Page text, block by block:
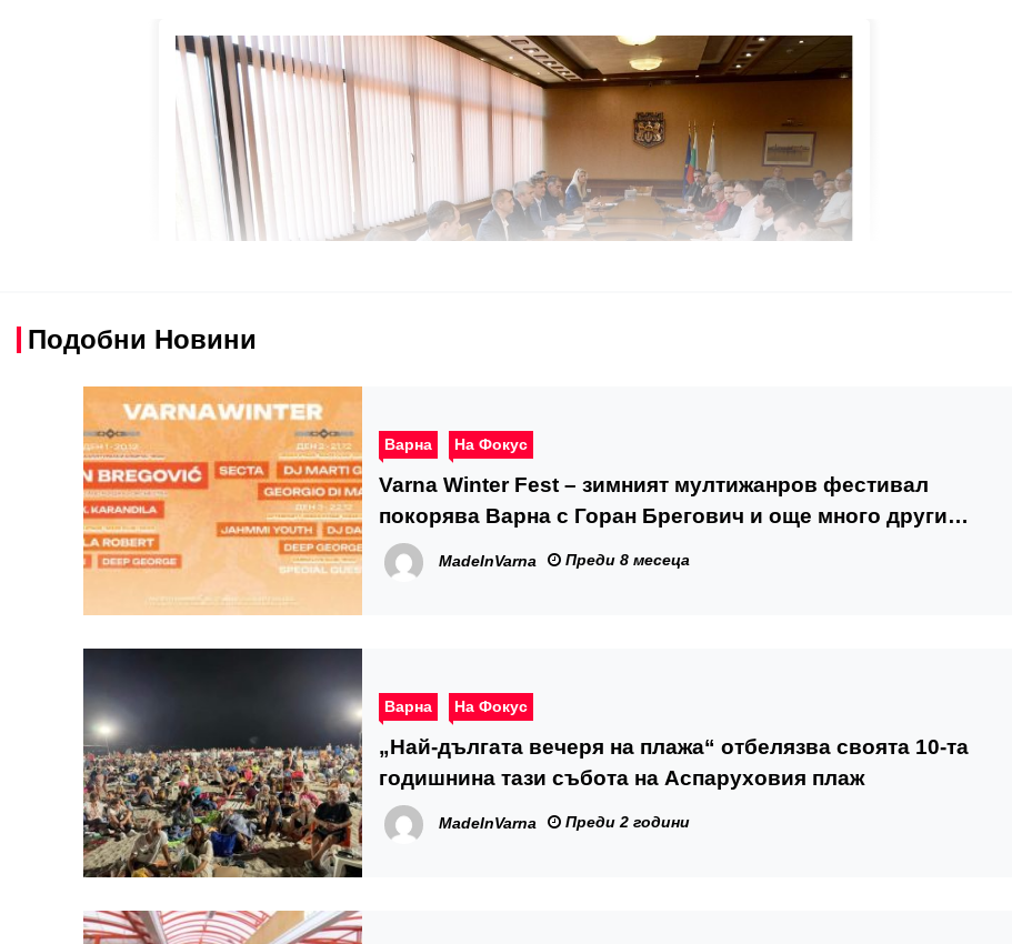
Подобни Новини
Варна На Фокус
Varna Winter Fest – зимният мултижанров фестивал
покорява Варна с Горан Брегович и още много други
артисти
MadeInVarna Преди 8 месеца
Варна На Фокус
„Най-дългата вечеря на плажа“ отбелязва своята 10-та
годишнина тази събота на Аспаруховия плаж
MadeInVarna Преди 2 години